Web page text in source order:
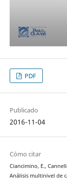
PDF
Publicado
2016-11-04
Cómo citar
Ciancimino, E.,
Análisis multinivel de